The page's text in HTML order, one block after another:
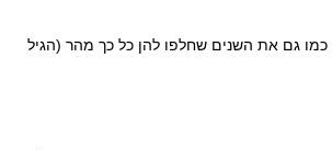
כמו גם את השנים שחלפו להן כל כך מהר (הגיל